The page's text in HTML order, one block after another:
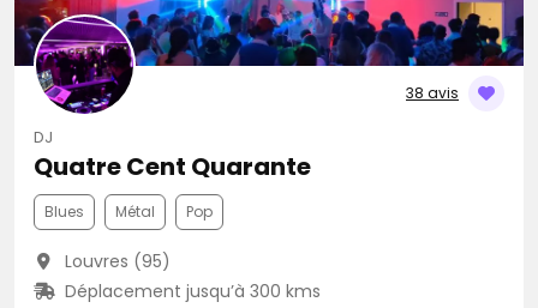
38 avis
DJ
Quatre Cent Quarante
Blues Métal Pop
Louvres (95)
Déplacement jusqu’à 300 kms